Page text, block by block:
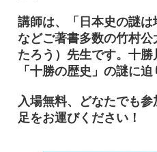
講師は、「日本史の謎
などご著書多数の竹村
たろう）先生です。十
「十勝の歴史」の謎に迫
入場無料、どなたでも参
足をお運びください！